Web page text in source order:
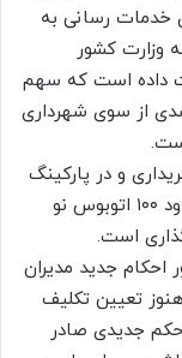
خدمات رسانی به
وزارت کشور
داده است که سهم
بعهده وزارت کشور و سهم ۲۰ درصدی از سوی شهرداری
و در پارکینگ
اتوبوسرانی است گفت: خوشبختانه تعداد حدود ۱۰۰ اتوبوس نو
است.
جدید مدیران
تعیین تکلیف
حکم‌ جدیدی صادر